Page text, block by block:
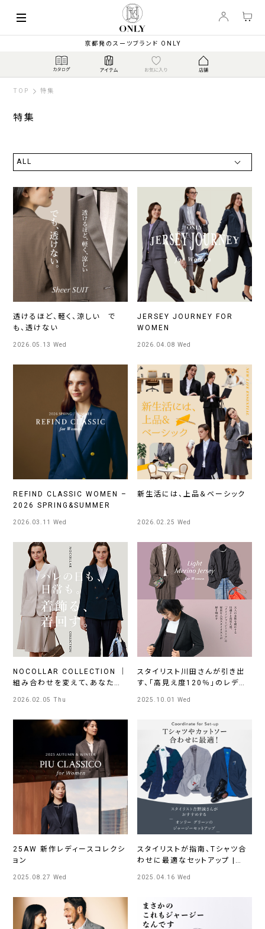
京都発のスーツブランド ONLY
TOP 特集
特集
ALL
透けるほど、軽く、涼しい で
も、透けない
2026.05.13 Wed
JERSEY JOURNEY FOR
WOMEN
2026.04.08 Wed
REFIND CLASSIC WOMEN –
2026 SPRING&SUMMER
2026.03.11 Wed
新生活には、上品＆ベーシック
2026.02.25 Wed
NOCOLLAR COLLECTION ｜
組み合わせを変えて、あなたら
2026.02.05 Thu
スタイリスト川田さんが引き出
す、「高見え度120％」のレディ
2025.10.01 Wed
25AW 新作レディースコレクシ
ョン
2025.08.27 Wed
スタイリストが指南、Tシャツ合
わせに最適なセットアップ |
2025.04.16 Wed